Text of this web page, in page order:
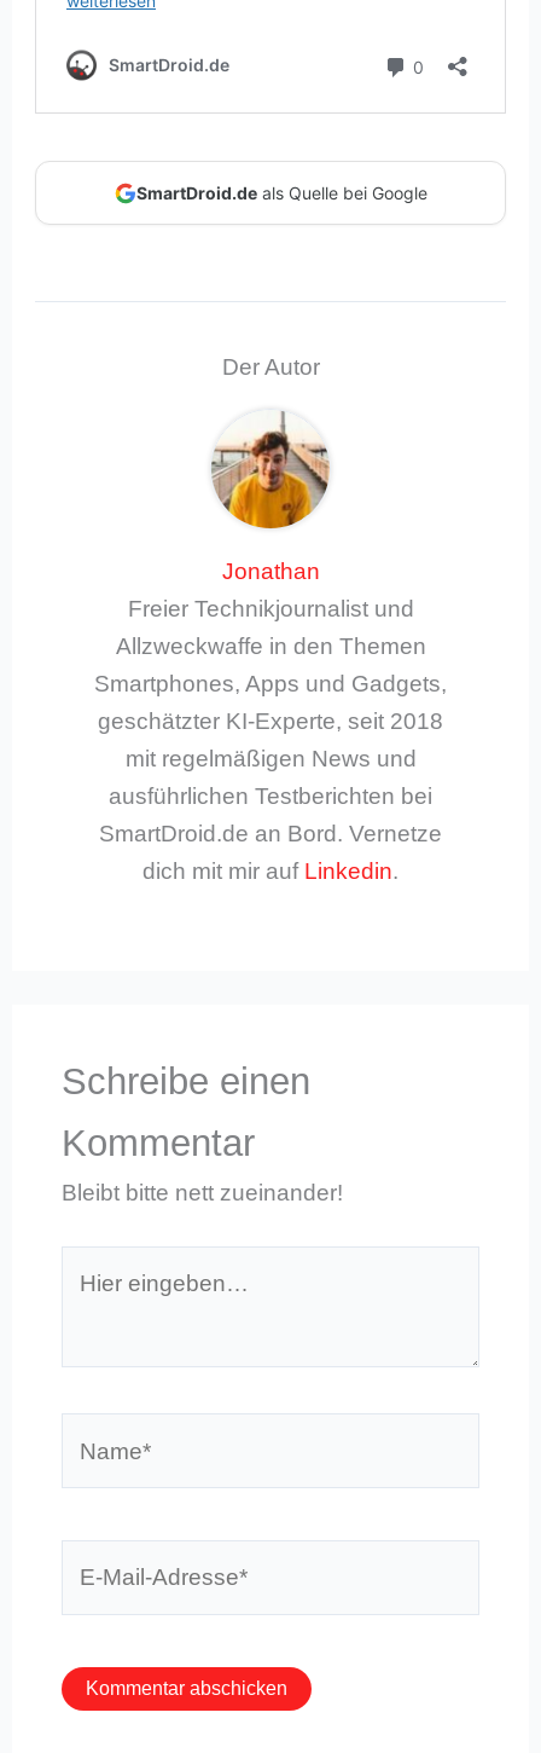
SmartDroid.deals Quelle bei Google
Der Autor
Jonathan
Freier Technikjournalist und
Allzweckwaffe in den Themen
Smartphones, Apps und Gadgets,
geschätzter KI-Experte, seit 2018
mit regelmäßigen News und
ausführlichen Testberichten bei
SmartDroid.de an Bord. Vernetze
dich mit mir auf Linkedin.
Schreibe einen
Kommentar
Bleibt bitte nett zueinander!
eingeben…